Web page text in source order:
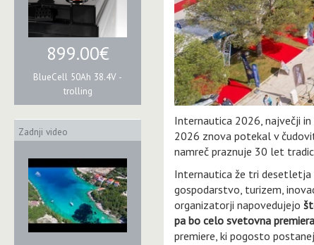
899.00€
BlueCell 50Ah 38.4V -
trolling
Zadnji video
Internautica 2026, največji in
2026 znova potekal v
namreč praznuje 30 let
Internautica že tri desetletja
gospodarstvo, turizem,
organizatorji napovedujejo
pa bo celo svetovna premiera
premiere, ki pogosto